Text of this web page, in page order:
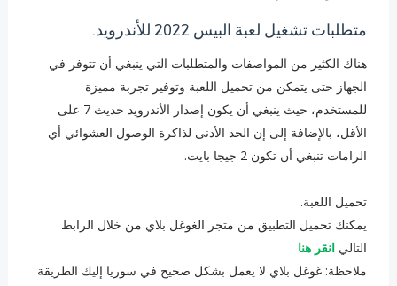
متطلبات تشغيل لعبة البيس 2022 للأندرويد.
هناك الكثير من المواصفات والمتطلبات التي ينبغي أن تتوفر في
الجهاز حتى يتمكن من تحميل اللعبة وتوفير تجربة مميزة
للمستخدم، حيث ينبغي أن يكون إصدار الأندرويد حديث 7 على
الأقل، بالإضافة إلى إن الحد الأدنى لذاكرة الوصول العشوائي أي
الرامات تنبغي أن تكون 2 جيجا بايت.
تحميل اللعبة.
يمكنك تحميل التطبيق من متجر الغوغل بلاي من خلال الرابط
التالي انقر هنا
ملاحظة: غوغل بلاي لا يعمل بشكل صحيح في سوريا إليك الطريقة